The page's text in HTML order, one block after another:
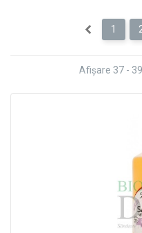
1
Afişare 37 -